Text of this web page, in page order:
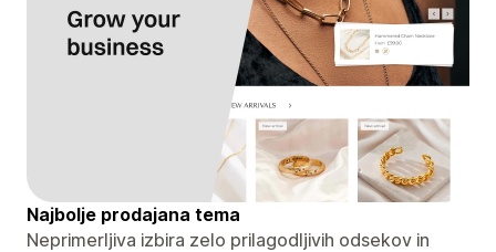
Najbolje prodajana tema
Neprimerljiva izbira zelo prilagodljivih odsekov in